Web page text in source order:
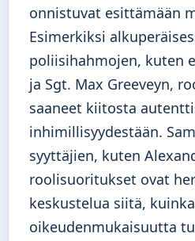
onnistuvat esittämään
Esimerkiksi
poliisihahmojen, kuten
ja Sgt. Max Greeveyn,
saaneet kiitosta
inhimillisyydestään.
syyttäjien, kuten
roolisuoritukset ovat
keskustelua siitä, kuinka
oikeudenmukaisuutta